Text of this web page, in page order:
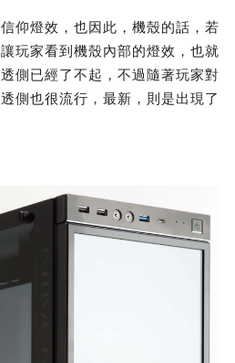
仰燈效，也因此，機殼的話，若
玩家看到機殼內部的燈效，也就
側已經了不起，不過隨著玩家對
側也很流行，最新，則是出現了